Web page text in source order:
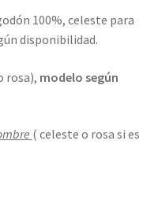
100%, celeste para
disponibilidad.
rosa), modelo según
( celeste o rosa si es